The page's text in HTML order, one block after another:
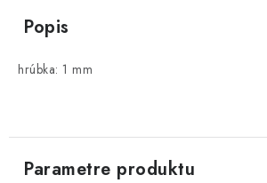
Popis
hrúbka: 1 mm
Parametre produktu